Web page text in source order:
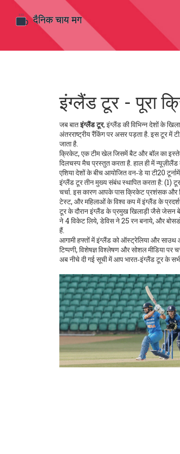
इंग्लैंड टूर - पूरा
जब बातइंग्लैंड टूर, इंग्लैंड की विभिन्न देशों के
अंतरराष्ट्रीय रैंकिंग पर असर पड़ता है. इस टूर में
जाता है.
क्रिकेट, एक टीम खेल जिसमें बैट और बॉल का
दिलचस्प मैच प्रस्तुत करता है. हाल ही में न्यूज़ीलैंड
एशिया देशों के बीच आयोजित वन‑डे या टी20
इंग्लैंड टूर तीन मुख्य संबंध स्थापित करता है: (1)
चर्चा. इस कारण आपके पास क्रिकेट प्रशंसक और
टेस्ट, और महिलाओं के विश्व कप में इंग्लैंड के
टूर के दौरान इंग्लैंड के प्रमुख खिलाड़ी जैसे जेसन
ने 4 विकेट लिये, डेविस ने 25 रन बनाये, और
हैं.
आगामी हफ्तों में इंग्लैंड को ऑस्ट्रेलिया और साउथ
टिप्पणी, विशेषज्ञ विश्लेषण और सोशल मीडिया
अब नीचे दी गई सूची में आप भारत‑इंग्लैंड टूर के